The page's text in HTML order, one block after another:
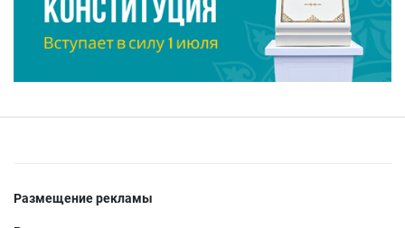
Размещение рекламы